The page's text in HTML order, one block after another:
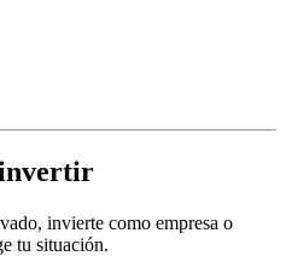
invierte como empresa o
tu situación.